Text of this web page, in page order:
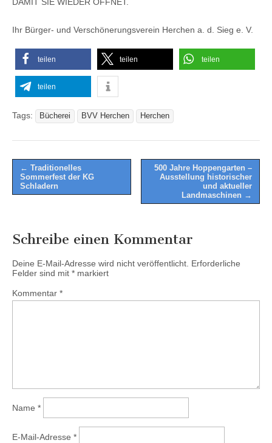
Ihr Bürger- und Verschönerungsverein Herchen a. d. Sieg e. V.
teilen teilen teilen
teilen
Tags: Bücherei BVV Herchen Herchen
Post
navigation
← Traditionelles
Sommerfest der KG
Schladern
500 Jahre Hoppengarten –
Ausstellung historischer
und aktueller
Landmaschinen →
Schreibe einen Kommentar
Deine E-Mail-Adresse wird nicht veröffentlicht. Erforderliche
Felder sind mit * markiert
Kommentar *
Name *
E-Mail-Adresse *